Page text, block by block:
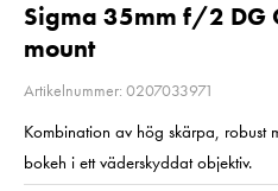
Sigma 35mm f/2 DG
mount
Artikelnummer: 0207033971
Kombination av hög skärpa, robust
bokeh i ett väderskyddat objektiv.